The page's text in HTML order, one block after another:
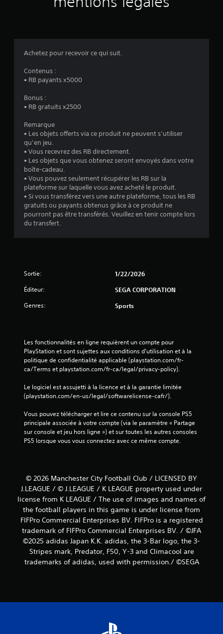
Achetez pour recevoir ce qui suit.
Contenus :
• RB payants x5000
Bonus :
• RB gratuits x2500
Remarque
• Les objets offerts via ce produit ne peuvent s’utiliser
qu’en jeu.
• Vous recevrez des RB directement.
• Les objets que vous obtenez seront envoyés dans votre
boîte-cadeau.
• Vous pouvez seulement récupérer les RB sur la
plateforme sur laquelle vous avez acheté le produit.
• Si vous transférez vers une autre plateforme, tous les RB
gratuits ou payants obtenus grâce à ce produit ne
pourront pas être transférés. Veuillez en tenir compte lors
du transfert.
Sortie: 1/22/2026
Éditeur: SEGA CORPORATION
Genres: Sports
Les fonctionnalités en ligne requièrent un compte pour
PlayStation et sont sujettes aux conditions d’utilisation et à la
politique de confidentialité applicable (playstation.com/fr-
ca/Terms et playstation.com/fr-ca/legal/privacy-policy).
Le logiciel est assujetti à la licence et à la garantie limitée
(playstation.com/en-us/legal/softwarelicense-cafr/).
Vous pouvez télécharger et lire ce contenu sur la console PS5
principale associée à votre compte (via le paramètre « Partage
sur console et jeu hors ligne ») et sur toutes les autres consoles
PS5 lorsque vous vous connectez avec ce même compte.
© 2026 Manchester City Football Club / LICENSED BY
J.LEAGUE / © J.LEAGUE / K LEAGUE property used under
license from K LEAGUE / The use of images and names of
the football players in this game is under license from
FIFPro Commercial Enterprises BV. FIFPro is a registered
trademark of FIFPro Commercial Enterprises BV. / ©JFA
©2025 adidas Japan K.K. adidas, the 3-Bar logo, the 3-
Stripes mark, Predator, F50, Y-3 and Climacool are
trademarks of adidas, used with permission./ ©SEGA